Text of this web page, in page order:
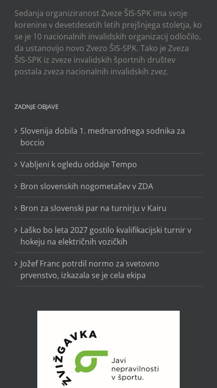
Sedanja organiziranost Zveze ŠIS-SPK ima svoje
korenine v devetdesetih letih prejšnjega stoletja, ko
se je 10 nacionalnih invalidskih organizacij odločilo,
da ustanovijo novo Zvezo ŠIS-SPK. Tako je Zveza
ŠIS-SPK iz zveze invalidskih športnih društev
postala zveza nacionalnih invalidskih zvez.
ZADNJE OBJAVE
Slovenija dobila 1. mednarodnega sodnika za
boccio
Vabljeni k ogledu oddaje Tempo
Bron slovenskih nogometašev v ZDA
Bron za slovenski par na turnirju v Kairu
Laško bo leta 2027 gostilo kvalifikacijski turnir v
hokeju na električnih vozičkih
Jožef Franc potrdil normo za svetovno
prvenstvo, izkazala se je cela ekipa